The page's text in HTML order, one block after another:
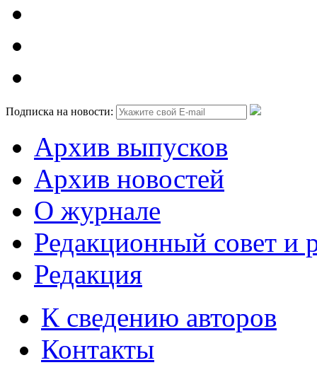
Подписка на новости:
Архив выпусков
Архив новостей
О журнале
Редакционный совет и
Редакция
К сведению авторов
Контакты